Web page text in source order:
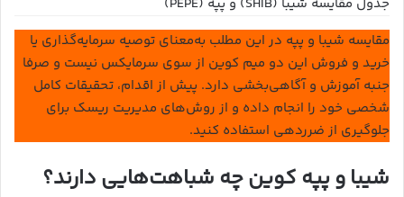
جدول مقایسه شیبا (SHIB) و پپه (PEPE)
مقایسه شیبا و پپه در این مطلب به‌معنای توصیه سرمایه‌گذاری یا
خرید و فروش این دو میم کوین از سوی سرمایکس نیست و صرفا
جنبه آموزش و آگاهی‌بخشی دارد. پیش از اقدام، تحقیقات کامل
شخصی خود را انجام داده و از روش‌های مدیریت ریسک برای
جلوگیری از ضرردهی استفاده کنید.
شیبا و پپه کوین چه شباهت‌هایی دارند؟